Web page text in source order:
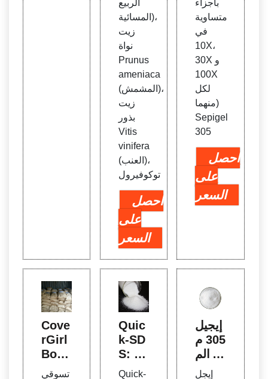
الربيع
المسائية)،
زيت
نواة
Prunus
ameniaca
(المشمش)،
زيت
بذور
Vitis
vinifera
(العنب)،
توكوفيرول
احصل
على
السعر
بأجزاء
متساوية
في
10X،
30X و
100X
لكل
منهما)
Sepigel
305
احصل
على
السعر
Cove
rGirl
Bom
bshe
تسوقي
Quic
k-SD
S: مت
وافق
Quick-
إيجيل
305 م
ن الم
كونات
إيجل